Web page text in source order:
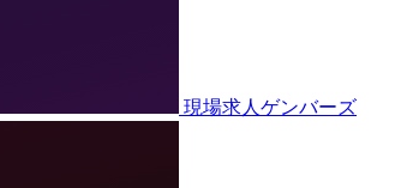
現場求人ゲンバーズ